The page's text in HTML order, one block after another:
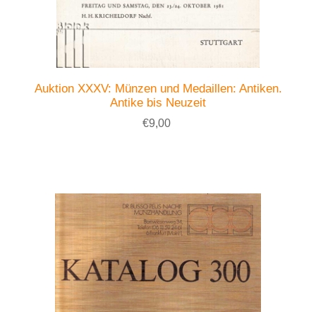
Auktion XXXV: Münzen und Medaillen: Antiken.
Antike bis Neuzeit
€9,00